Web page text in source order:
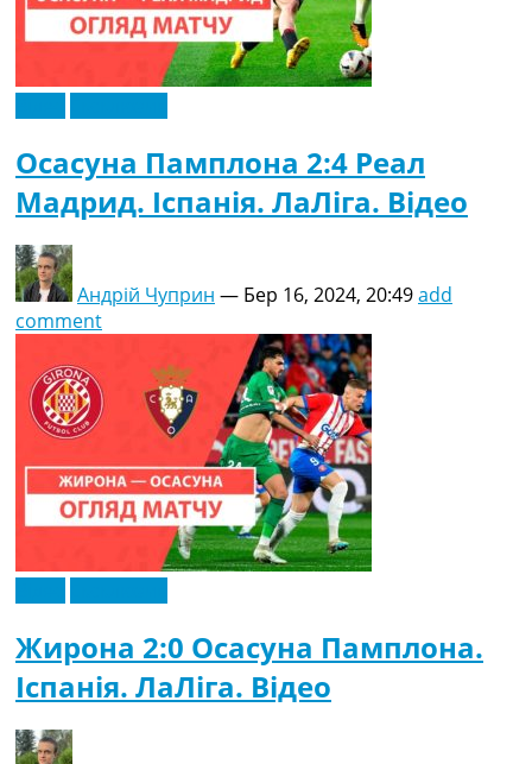
Осасуна Памплона 2:4 Реал
Мадрид. Іспанія. ЛаЛіга. Відео
Андрій Чуприн — Бер 16, 2024, 20:49add
comment
Жирона 2:0 Осасуна Памплона.
Іспанія. ЛаЛіга. Відео